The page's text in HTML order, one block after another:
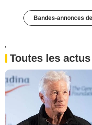
Bandes-annonces
'
Toutes les